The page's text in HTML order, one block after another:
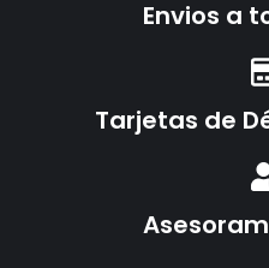
Envios a
Tarjetas de